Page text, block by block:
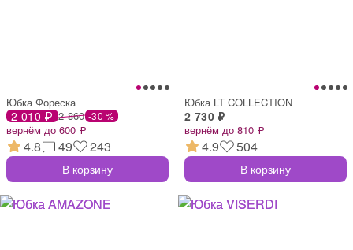
Юбка Фореска
2 010 ₽ 2 860 -30 %
вернём до 600 ₽
4.8 49 243
В корзину
Юбка LT COLLECTION
2 730 ₽
вернём до 810 ₽
4.9 504
В корзину